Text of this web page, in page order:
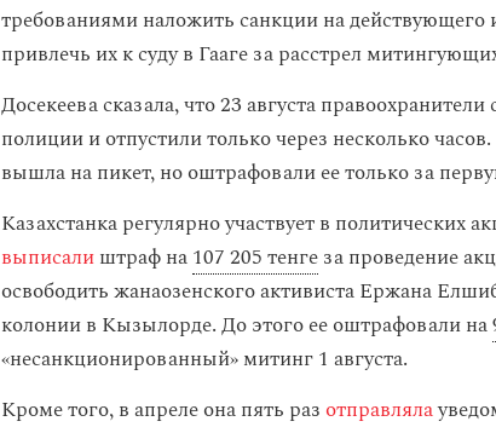
требованиями наложить санкции на
привлечь их к суду в Гааге за расстрел
Досекеева сказала, что 23 августа
полиции и отпустили только через несколько
вышла на пикет, но оштрафовали ее только за
Казахстанка регулярно участвует в политических
выписалиштраф на107 205 тенгеза проведение
освободить жанаозенского активиста Ержана
колонии в Кызылорде. До этого ее оштрафовали на
«несанкционированный» митинг 1 августа.
Кроме того, в апреле она пять раз отправляла